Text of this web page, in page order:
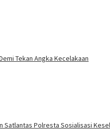
Tekan Angka Kecelakaan
Polresta Sosialisasi